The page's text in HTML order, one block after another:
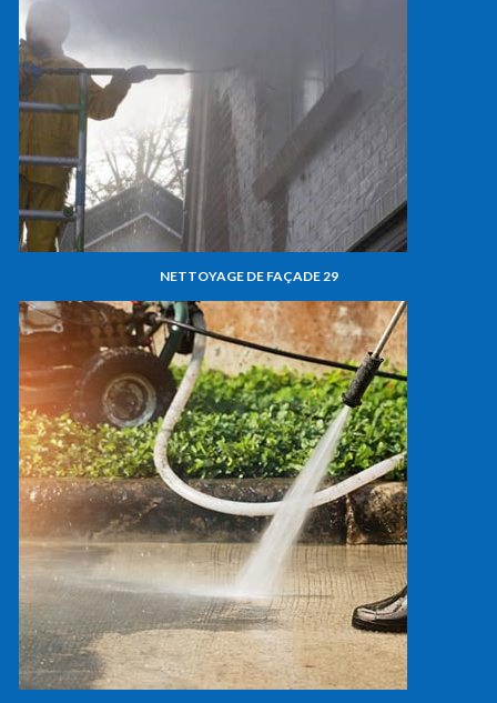
NETTOYAGE DE FAÇADE 29